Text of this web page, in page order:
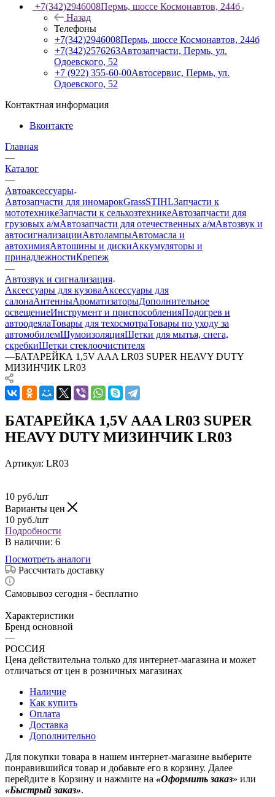
+7(342)2946008Пермь, шоссе Космонавтов, 244б
Назад
Телефоны
+7(342)2946008Пермь, шоссе Космонавтов, 244б
+7(342)2576263Автозапчасти, Пермь, ул.
Одоевского, 52
+7 (922) 355-60-00Автосервис, Пермь, ул.
Одоевского, 52
Контактная информация
Вконтакте
Главная
—
Каталог
—
Автоаксессуары
Автозапчасти для иномарокGrassSTIHLЗапчасти к
мототехникеЗапчасти к сельхозтехникеАвтозапчасти для
грузовых а/мАвтозапчасти для отечественных а/мАвтозвук и
автосигнализацииАвтолампыАвтомасла и
автохимияАвтошины и дискиАккумуляторы и
принадлежностиКрепеж
—
Автозвук и сигнализация
Аксессуары для кузоваАксессуары для
салонаАнтенныАроматизаторыДополнительное
освещениеИнструмент и приспособленияПодогрев и
автоодеялаТовары для техосмотраТовары по уходу за
автомобилемШумоизоляцияЩетки для мытья, снега,
скребкиЩетки стеклоочистителя
—БАТАРЕЙКА 1,5V AAA LR03 SUPER HEAVY DUTY
МИЗИНЧИК LR03
БАТАРЕЙКА 1,5V AAA LR03 SUPER
HEAVY DUTY МИЗИНЧИК LR03
Артикул: LR03
10 руб./шт
Варианты цен
10 руб./шт
Подробности
В наличии: 6
Посмотреть аналоги
Рассчитать доставку
Самовывоз сегодня - бесплатно
Характеристики
Бренд основной
—
РОССИЯ
Цена действительна только для интернет-магазина и может
отличаться от цен в розничных магазинах
Наличие
Как купить
Оплата
Доставка
Дополнительно
Для покупки товара в нашем интернет-магазине выберите
понравившийся товар и добавьте его в корзину. Далее
перейдите в Корзину и нажмите на «Оформить заказ» или
«Быстрый заказ».